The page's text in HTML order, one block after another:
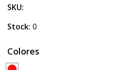
SKU:
Stock: 0
Colores